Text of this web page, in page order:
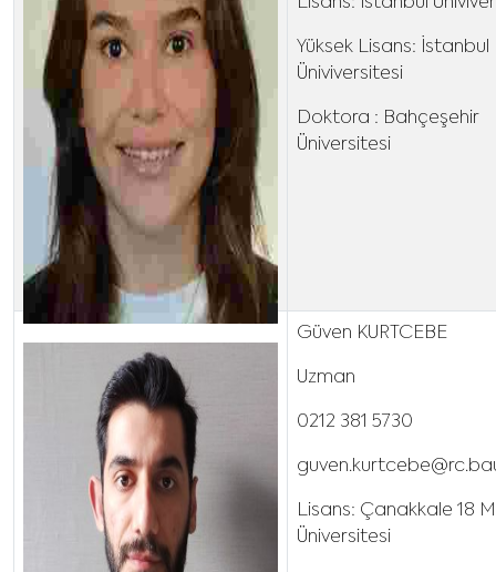
Yüksek Lisans: İstanbul
Üniviversitesi
Doktora : Bahçeşehir
Üniversitesi
Güven KURTCEBE
Uzman
0212 381 5730
Lisans: Çanakkale 18
Üniversitesi